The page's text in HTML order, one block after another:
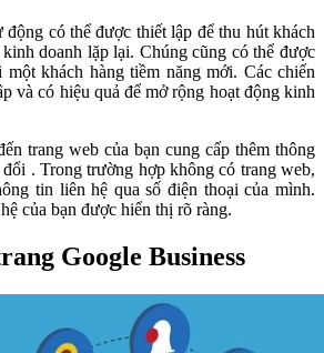
có thể được thiết lập để thu hút khách
doanh lặp lại. Chúng cũng có thể được
khách hàng tiềm năng mới. Các chiến
và có hiệu quả để mở rộng hoạt động kinh
trang web của bạn cung cấp thêm thông
. Trong trường hợp không có trang web,
tin liên hệ qua số điện thoại của mình.
của bạn được hiển thị rõ ràng.
Google Business